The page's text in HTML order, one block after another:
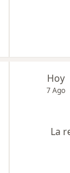
Hoy
7 Ago
La